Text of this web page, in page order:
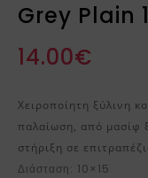
Grey Plain
14.00€
Χειροποίητη ξύλινη
παλαίωση, από μασίφ
στήριξη σε
Διάσταση: 10×15